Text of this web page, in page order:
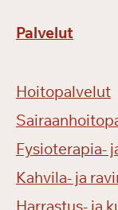
Palvelut
Hoitopalvelut
Fysioterapia-
Kahvila- ja
Harrastus- ja